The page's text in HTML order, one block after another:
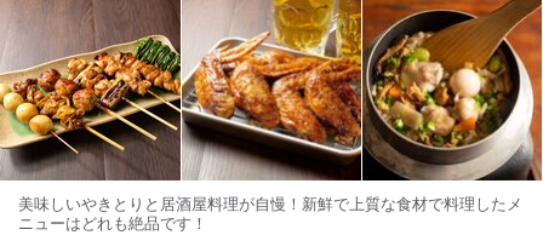
美味しいやきとりと居酒屋料理が自慢！新鮮で上質な食材で料理したメ
ニューはどれも絶品です！